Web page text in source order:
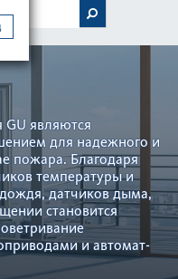
являются
для надежного и
пожара. Благодаря
температуры и
датчиков дыма,
становится
и автом­ат­